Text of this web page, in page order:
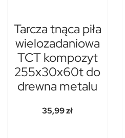
Tarcza tnąca piła
wielozadaniowa
TCT kompozyt
255x30x60t do
drewna metalu
35,99 zł